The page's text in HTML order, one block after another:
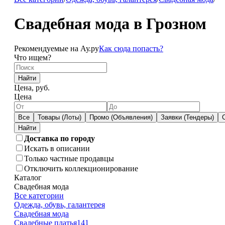
Свадебная мода в Грозном
Рекомендуемые на Ау.руКак сюда попасть?
Что ищем?
Найти
Цена, руб.
Цена
Все Товары (Лоты) Промо (Объявления) Заявки (Тендеры)
Доставка по городу
Искать в описании
Только частные продавцы
Отключить коллекционирование
Каталог
Свадебная мода
Все категории
Одежда, обувь, галантерея
Свадебная мода
Свадебные платья141